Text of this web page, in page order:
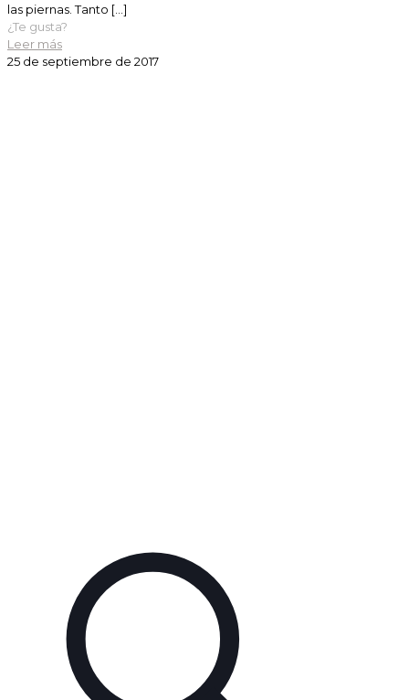
las piernas. Tanto […]
¿Te gusta?
Leer más
25 de septiembre de 2017